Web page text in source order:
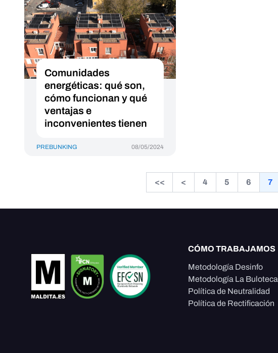
Comunidades
energéticas: qué son,
cómo funcionan y qué
ventajas e
inconvenientes tienen
PREBUNKING 08/05/2024
<< < 4 5 6 7
CÓMO TRABAJAMOS
Metodología Desinfo
Metodología La Buloteca
Política de Neutralidad
Política de Rectificación